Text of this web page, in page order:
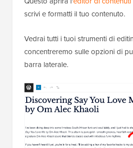
scrivi e formatti il tuo contenuto.
Vedrai tutti i tuoi strumenti di
concentreremo sulle opzioni di
barra laterale.